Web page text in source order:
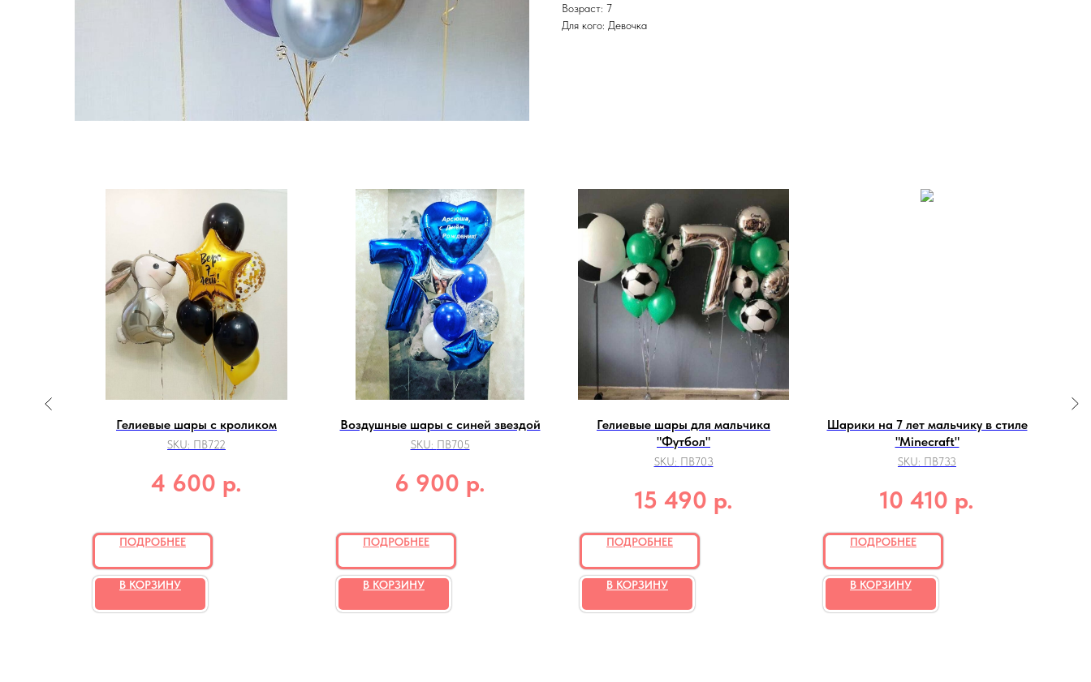
Возраст: 7
Для кого: Девочка
Гелиевые шары с кроликом
SKU: ПВ722
4 600 р.
ПОДРОБНЕЕ
В КОРЗИНУ
Воздушные шары с синей звездой
SKU: ПВ705
6 900 р.
ПОДРОБНЕЕ
В КОРЗИНУ
Гелиевые шары для мальчика
"Футбол"
SKU: ПВ703
15 490 р.
ПОДРОБНЕЕ
В КОРЗИНУ
Шарики на 7 лет мальчику в стиле
"Minecraft"
SKU: ПВ733
10 410 р.
ПОДРОБНЕЕ
В КОРЗИНУ